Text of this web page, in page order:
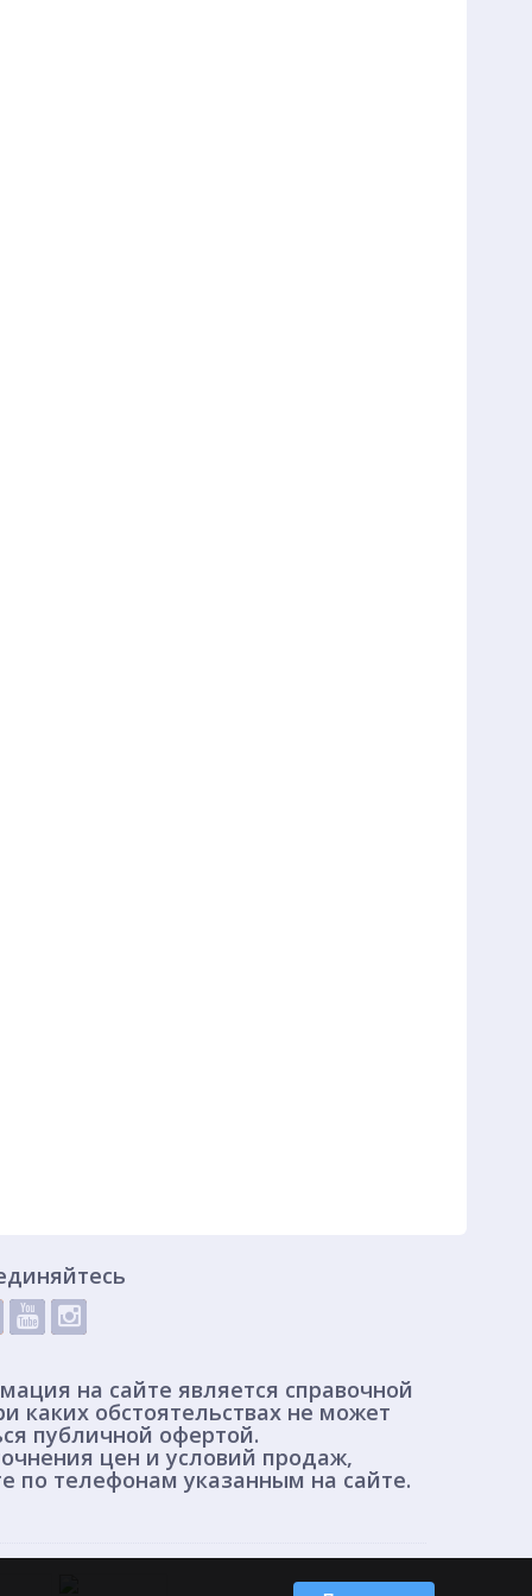
на сайте является справочной
каких обстоятельствах не может
публичной офертой.
цен и условий продаж,
по телефонам указанным на сайте.